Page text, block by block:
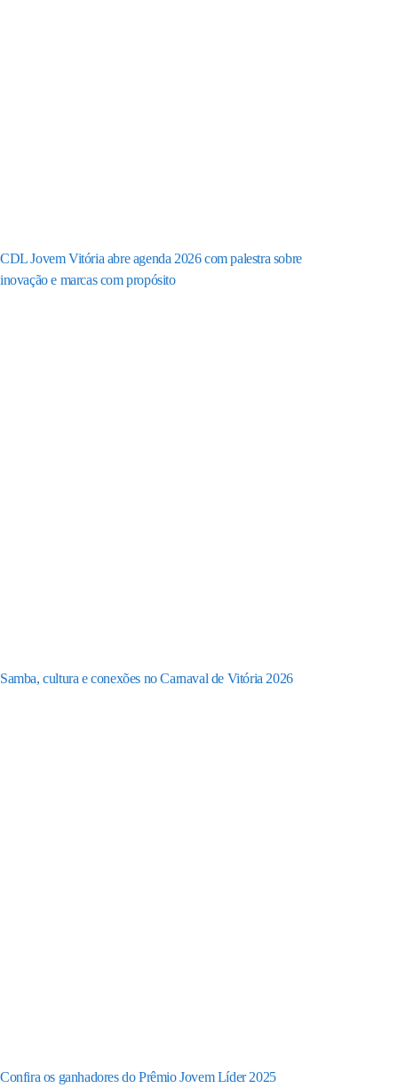
CDL Jovem Vitória abre agenda 2026 com palestra sobre
inovação e marcas com propósito
Samba, cultura e conexões no Carnaval de Vitória 2026
Confira os ganhadores do Prêmio Jovem Líder 2025